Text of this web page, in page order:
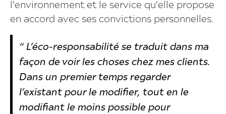
l'environnement et le service qu'elle propose
en accord avec ses convictions personnelles.
“ L’éco-responsabilité se traduit dans ma
façon de voir les choses chez mes clients.
Dans un premier temps regarder
l’existant pour le modifier, tout en le
modifiant le moins possible pour